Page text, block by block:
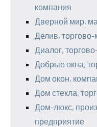
компания
Дверной мир,
Делив,
Диалог,
Добрые окна,
Дом окон,
Дом стекла,
Дом-люкс,
предприятие